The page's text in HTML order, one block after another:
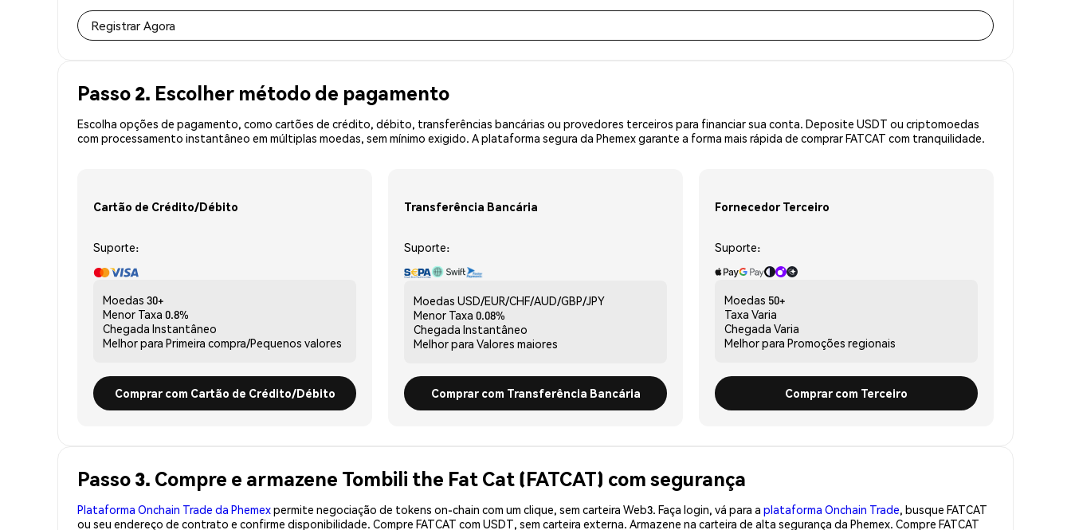
Registrar Agora
Passo 2. Escolher método de pagamento
Escolha opções de pagamento, como cartões de crédito, débito, transferências bancárias ou provedores terceiros para financiar sua conta. Deposite USDT ou criptomoedas
com processamento instantâneo em múltiplas moedas, sem mínimo exigido. A plataforma segura da Phemex garante a forma mais rápida de comprar FATCAT com tranquilidade.
Cartão de Crédito/Débito
Suporte:
Moedas 30+
Menor Taxa 0.8%
Chegada Instantâneo
Melhor para Primeira compra/Pequenos valores
Comprar com Cartão de Crédito/Débito
Transferência Bancária
Suporte:
Moedas USD/EUR/CHF/AUD/GBP/JPY
Menor Taxa 0.08%
Chegada Instantâneo
Melhor para Valores maiores
Comprar com Transferência Bancária
Fornecedor Terceiro
Suporte:
Moedas 50+
Taxa Varia
Chegada Varia
Melhor para Promoções regionais
Comprar com Terceiro
Passo 3. Compre e armazene Tombili the Fat Cat (FATCAT) com segurança
Plataforma Onchain Trade da Phemexpermite negociação de tokens on-chain com um clique, sem carteira Web3. Faça login, vá para a plataforma Onchain Trade, busque FATCAT
ou seu endereço de contrato e confirme disponibilidade. Compre FATCAT com USDT, sem carteira externa. Armazene na carteira de alta segurança da Phemex. Compre FATCAT